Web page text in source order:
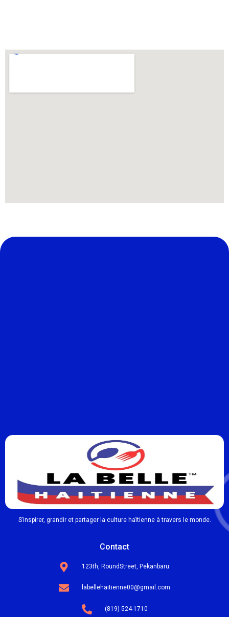
S’inspirer, grandir et partager la culture haïtienne à travers le monde.
Contact
123th, RoundStreet, Pekanbaru.
labellehaitienne00@gmail.com
(819) 524-1710